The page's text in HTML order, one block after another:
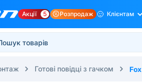
Акції 5 Розпродаж Клієнтам
Готові повідці з гачком Fox